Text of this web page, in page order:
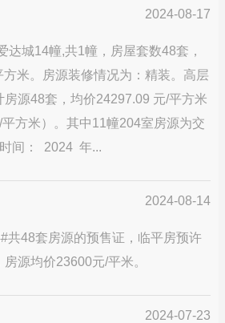
2024-08-17
达城14幢,共1幢，房屋套数48套，
米。房源装修情况为：精装。高层
源48套，均价24297.09 元/平方米
平方米）。其中11幢204室房源为交
间： 2024 年...
2024-08-14
共48套房源的预售证，临平房预许
源均价23600元/平米。
2024-07-23